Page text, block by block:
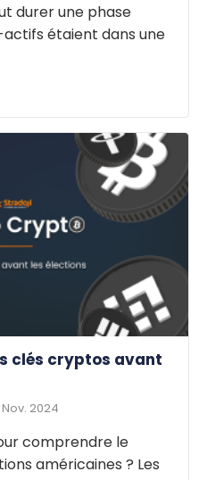
durer une phase
étaient dans une
clés cryptos avant
2024
comprendre le
américaines ? Les